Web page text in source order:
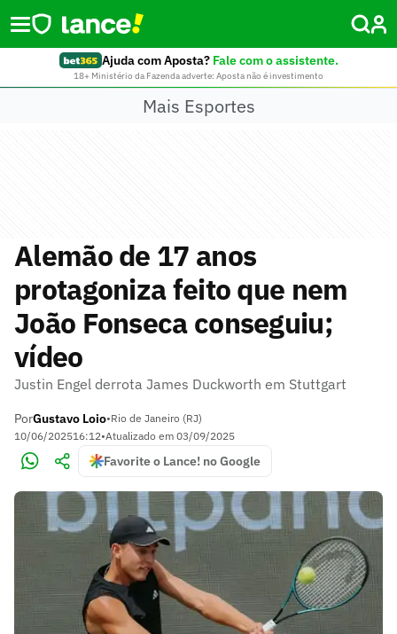
Ajuda com Aposta? Fale com o assistente.
18+ Ministério da Fazenda adverte: Aposta não é investimento
Mais Esportes
Alemão de 17 anos
protagoniza feito que nem
João Fonseca conseguiu;
vídeo
Justin Engel derrota James Duckworth em Stuttgart
PorGustavo Loio•Rio de Janeiro (RJ)
10/06/202516:12•Atualizado em 03/09/2025
Favorite o Lance! no Google